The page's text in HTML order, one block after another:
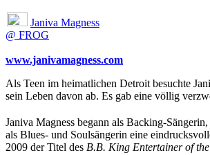
Janiva Magness
@ FROG
www.janivamagness.com
Als Teen im heimatlichen Detroit besuchte
sein Leben davon ab. Es gab eine völlig
Janiva Magness begann als Backing-
als Blues- und Soulsängerin eine
2009 der Titel des B.B. King Entertainer of